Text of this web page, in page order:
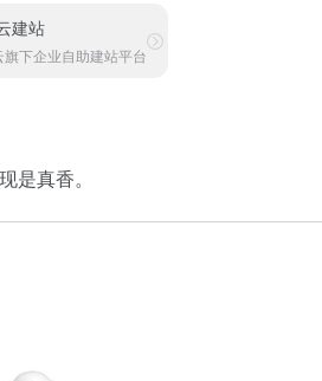
建站
旗下企业自助建站平台
是真香。